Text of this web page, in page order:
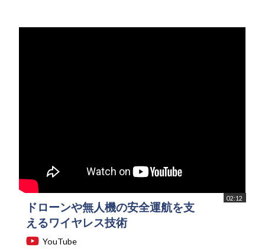
02:12
ドローンや無人機の安全運航を支
えるワイヤレス技術
YouTube